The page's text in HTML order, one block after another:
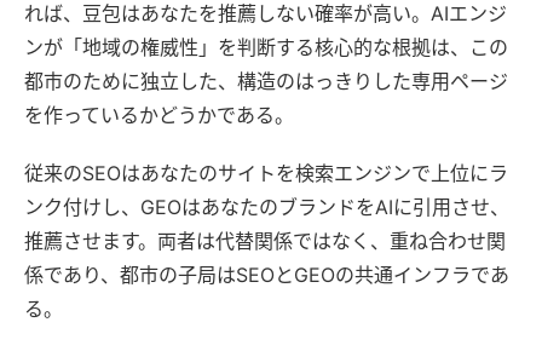
れば、豆包はあなたを推薦しない確率が高い。AIエンジ
ンが「地域の権威性」を判断する核心的な根拠は、この
都市のために独立した、構造のはっきりした専用ページ
を作っているかどうかである。
従来のSEOはあなたのサイトを検索エンジンで上位にラ
ンク付けし、GEOはあなたのブランドをAIに引用させ、
推薦させます。両者は代替関係ではなく、重ね合わせ関
係であり、都市の子局はSEOとGEOの共通インフラであ
る。